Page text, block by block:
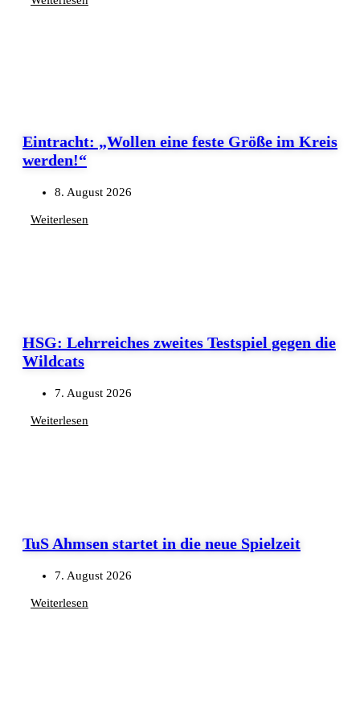
Eintracht: „Wollen eine feste Größe im Kreis
werden!“
8. August 2026
Weiterlesen
HSG: Lehrreiches zweites Testspiel gegen die
Wildcats
7. August 2026
Weiterlesen
TuS Ahmsen startet in die neue Spielzeit
7. August 2026
Weiterlesen